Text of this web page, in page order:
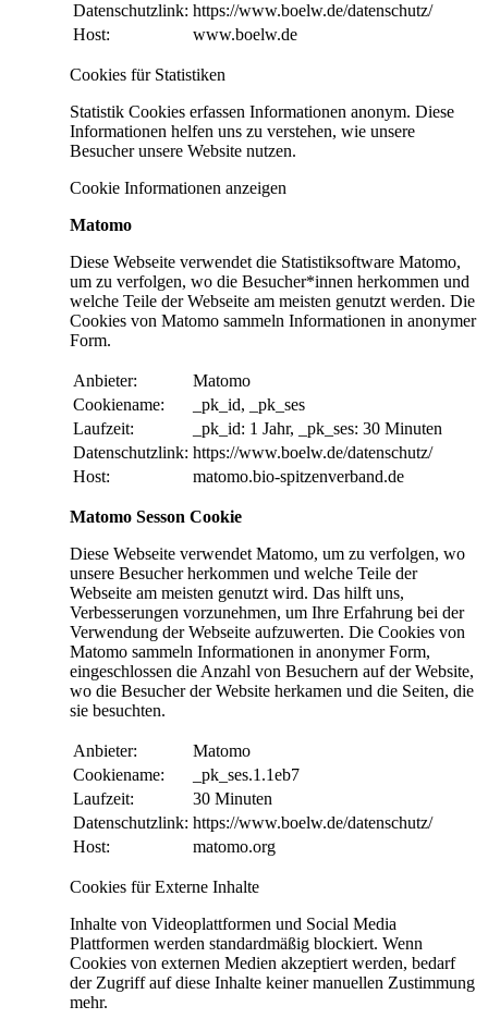
Datenschutzlink: https://www.boelw.de/datenschutz/
Host:
www.boelw.de
Cookies für Statistiken
Statistik Cookies erfassen Informationen anonym. Diese
Informationen helfen uns zu verstehen, wie unsere
Besucher unsere Website nutzen.
Cookie Informationen anzeigen
Matomo
Diese Webseite verwendet die Statistiksoftware Matomo,
um zu verfolgen, wo die Besucher*innen herkommen und
welche Teile der Webseite am meisten genutzt werden. Die
Cookies von Matomo sammeln Informationen in anonymer
Form.
Anbieter:
Matomo
Cookiename:
_pk_id, _pk_ses
Laufzeit:
_pk_id: 1 Jahr, _pk_ses: 30 Minuten
Datenschutzlink: https://www.boelw.de/datenschutz/
Host:
matomo.bio-spitzenverband.de
Matomo Sesson Cookie
Diese Webseite verwendet Matomo, um zu verfolgen, wo
unsere Besucher herkommen und welche Teile der
Webseite am meisten genutzt wird. Das hilft uns,
Verbesserungen vorzunehmen, um Ihre Erfahrung bei der
Verwendung der Webseite aufzuwerten. Die Cookies von
Matomo sammeln Informationen in anonymer Form,
eingeschlossen die Anzahl von Besuchern auf der Website,
wo die Besucher der Website herkamen und die Seiten, die
sie besuchten.
Anbieter:
Matomo
Cookiename:
_pk_ses.1.1eb7
Laufzeit:
30 Minuten
Datenschutzlink: https://www.boelw.de/datenschutz/
Host:
matomo.org
Cookies für Externe Inhalte
Inhalte von Videoplattformen und Social Media
Plattformen werden standardmäßig blockiert. Wenn
Cookies von externen Medien akzeptiert werden, bedarf
der Zugriff auf diese Inhalte keiner manuellen Zustimmung
mehr.